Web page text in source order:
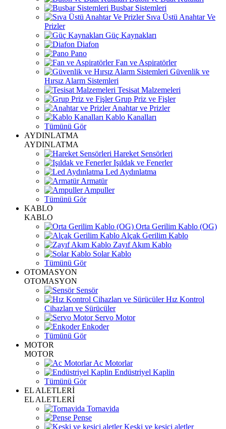
Busbar Sistemleri
Sıva Üstü Anahtar Ve
Prizler
Güç Kaynakları
Diafon
Pano
Fan ve Aspiratörler
Güvenlik ve
Hırsız Alarm Sistemleri
Tesisat Malzemeleri
Grup Priz ve Fişler
Anahtar ve Prizler
Kablo Kanalları
Tümünü Gör
AYDINLATMA
AYDINLATMA
Hareket Sensörleri
Işıldak ve Fenerler
Led Aydınlatma
Armatür
Ampuller
Tümünü Gör
KABLO
KABLO
Orta Gerilim Kablo (OG)
Alçak Gerilim Kablo
Zayıf Akım Kablo
Solar Kablo
Tümünü Gör
OTOMASYON
OTOMASYON
Sensör
Hız Kontrol
Cihazları ve Sürücüler
Servo Motor
Enkoder
Tümünü Gör
MOTOR
MOTOR
Ac Motorlar
Endüstriyel Kaplin
Tümünü Gör
EL ALETLERİ
EL ALETLERİ
Tornavida
Pense
Keski ve kesici aletler